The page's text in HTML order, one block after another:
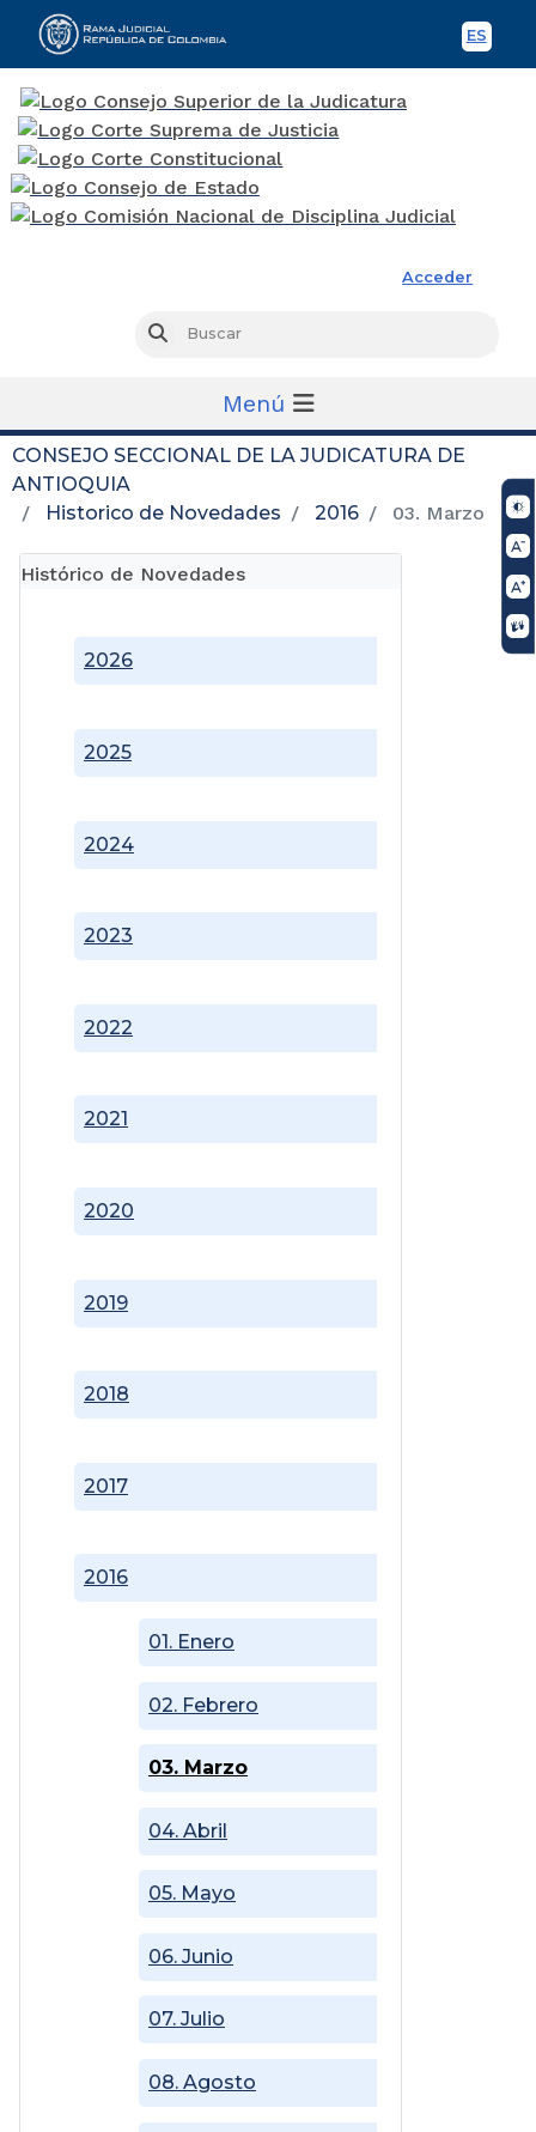
ES
Acceder
Buscar
Menú
CONSEJO SECCIONAL DE LA JUDICATURA DE
ANTIOQUIA
Historico de Novedades
2016 03. Marzo
Histórico de Novedades
2016
01. Enero
02. Febrero
03. Marzo
04. Abril
05. Mayo
06. Junio
07. Julio
08. Agosto
2017
2018
2019
2020
2021
2022
2023
2024
2025
2026